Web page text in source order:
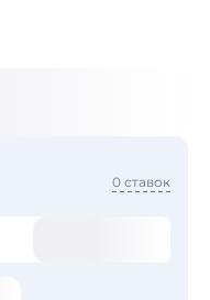
0 ставок